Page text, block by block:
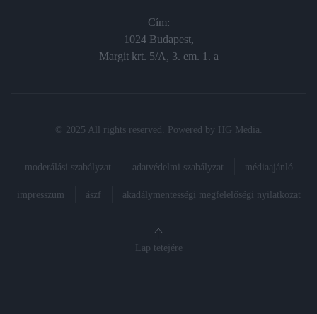
Cím:
1024 Budapest,
Margit krt. 5/A, 3. em. 1. a
© 2025 All rights reserved. Powered by HG Media
moderálási szabályzat adatvédelmi szabályzat médiaajánló
impresszum ászf akadálymentességi megfelelőségi nyilatkozat
Lap tetejére